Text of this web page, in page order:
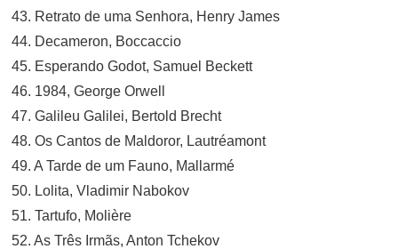
43. Retrato de uma Senhora, Henry James
44. Decameron, Boccaccio
45. Esperando Godot, Samuel Beckett
46. 1984, George Orwell
47. Galileu Galilei, Bertold Brecht
48. Os Cantos de Maldoror, Lautréamont
49. A Tarde de um Fauno, Mallarmé
50. Lolita, Vladimir Nabokov
51. Tartufo, Molière
52. As Três Irmãs, Anton Tchekov